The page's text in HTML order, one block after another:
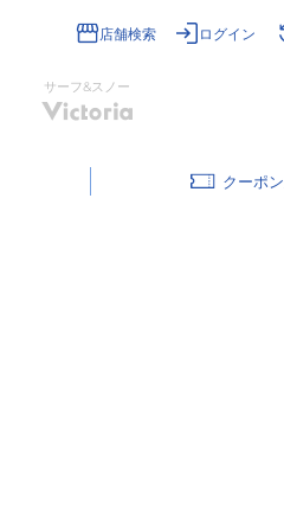
店舗検索 ログイン
サーフ&スノー
クーポン